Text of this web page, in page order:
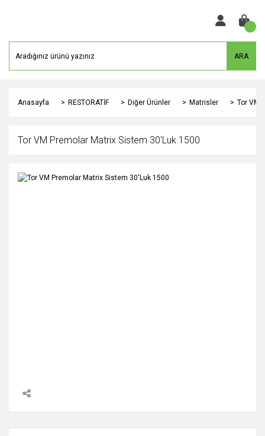
ARA
Anasayfa RESTORATİF Diğer Ürünler Matrisler Tor VM
Tor VM Premolar Matrix Sistem 30'Luk 1500